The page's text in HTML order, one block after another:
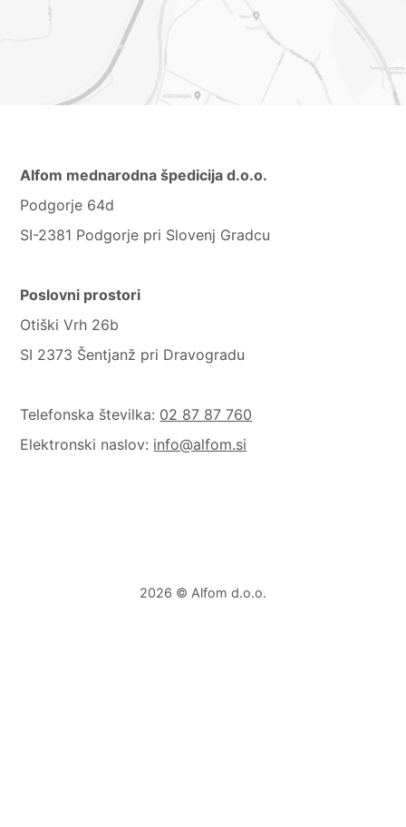
Alfom mednarodna špedicija d.o.o.
Podgorje 64d
SI-2381 Podgorje pri Slovenj Gradcu
Poslovni prostori
Otiški Vrh 26b
SI 2373 Šentjanž pri Dravogradu
Telefonska številka: 02 87 87 760
Elektronski naslov: info@alfom.si
2026 © Alfom d.o.o.